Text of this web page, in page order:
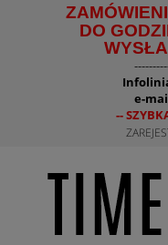
DO
e-
--